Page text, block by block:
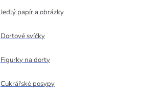
Jedlý papír a obrázky
Dortové svíčky
Figurky na dorty
Cukrářské posypy